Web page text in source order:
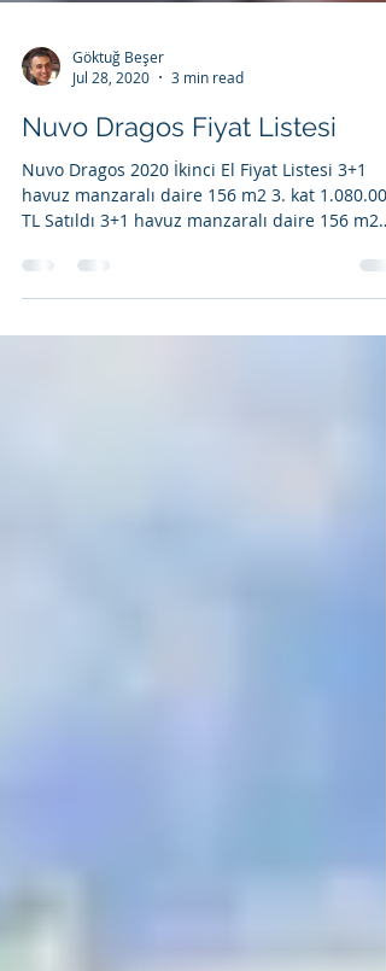
Göktuğ Beşer
Jul 28, 2020
3 min read
Nuvo Dragos Fiyat Listesi
Nuvo Dragos 2020 İkinci El Fiyat Listesi 3+1
havuz manzaralı daire 156 m2 3. kat 1.080.000
6....